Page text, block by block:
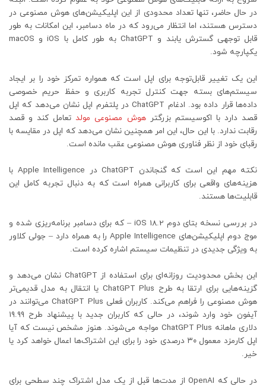
در حال حاضر، تنها تعداد محدودی از این اپلیکیشن‌های هوش مصنوعی در
دسترس هستند، اما انتظار می‌رود که در ماه دسامبر، این امکانات به طور
قابل توجهی گسترش یابند و ChatGPT به طور کامل با iOS و macOS
یکپارچه شود.
این یک تغییر قابل‌توجه برای اپل است که همواره تمرکز خود را بر ایجاد
سیستم‌های بسته جهت کنترل تجربه کاربری و حفظ حریم خصوصی
داده‌ها قرار داده بود. ادغام ChatGPT در پلتفرم اپل نشان می‌دهد که اپل
قصد دارد با اکوسیستم بزرگترهوش مصنوعی مولد تعامل کند و قصد
رقابت ندارد. با این حال، این امر همچنین نشان می‌دهد که اپل در مقایسه با
رقبای خود از نظر فناوری هوش مصنوعی عقب مانده است.
نکته مهم این است که گنجاندن ChatGPT در Apple Intelligence با
هزینه‌های واقعی برای کاربرانی همراه است که به دنبال تجربه کامل این
قابلیت‌ها هستند.
در بررسی نسخه بتای دوم iOS 18.2 – که برای دسامبر برنامه‌ریزی شده و
موج دوم اپلیکیشن‌های Apple Intelligence را به همراه دارد – جولی کلاور
به ویژگی جدیدی در تنظیمات سیستم اشاره کرده است.
این بخش محدودیت روزانه‌ای برای استفاده از ChatGPT نشان می‌دهد و
گزینه‌هایی برای ارتقا به طرح ChatGPT Plus یا انتقال به مدل قدیمی‌تر
هوش مصنوعی را فراهم می‌کند. کاربران فعلی ChatGPT Plus می‌توانند در
آیفون خود وارد شوند، در حالی که کاربران جدید با پیشنهاد طرح ۱۹.۹۹
دلاری ماهانه ChatGPT Plus مواجه می‌شوند. هنوز مشخص نیست که آیا
اپل کارمزد معمول ۳۰ درصدی خود را برای این اشتراک‌ها اعمال خواهد کرد یا
خیر.
در حالی که OpenAI از مدت‌ها قبل از یک مدل اشتراک چند سطحی برای